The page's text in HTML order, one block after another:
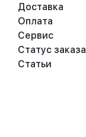
Доставка
Оплата
Сервис
Статус заказа
Статьи